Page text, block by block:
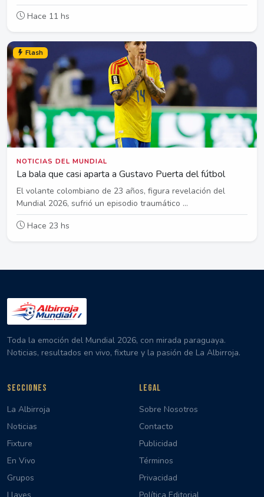
Hace 11 hs
Flash
NOTICIAS DEL MUNDIAL
La bala que casi aparta a Gustavo Puerta del fútbol
El volante colombiano de 23 años, figura revelación del
Mundial 2026, sufrió un episodio traumático ...
Hace 23 hs
Toda la emoción del Mundial 2026, con mirada paraguaya.
Noticias, resultados en vivo, fixture y la pasión de La Albirroja.
SECCIONES
La Albirroja
Noticias
Fixture
En Vivo
Grupos
LEGAL
Sobre Nosotros
Contacto
Publicidad
Términos
Privacidad